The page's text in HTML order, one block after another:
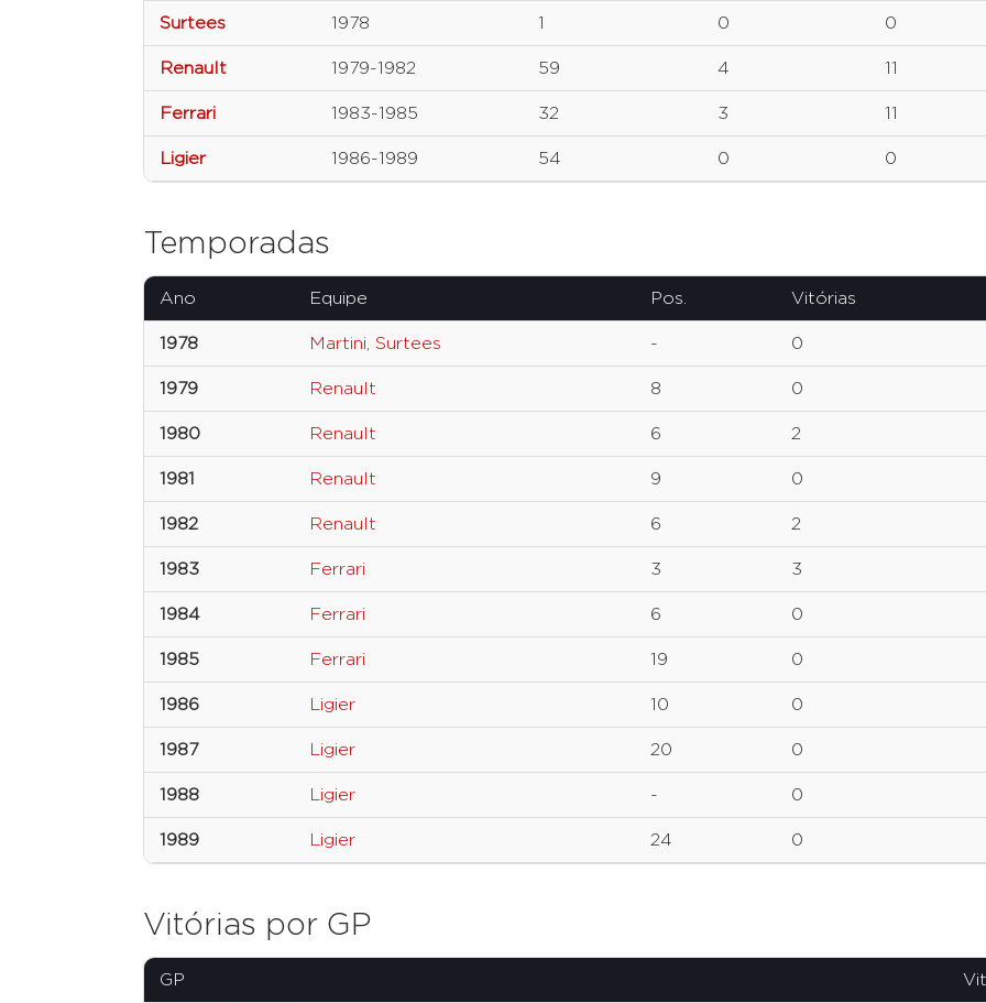
Surtees 1978 1 0 0
Renault 1979-1982 59 4 11
Ferrari 1983-1985 32 3 11
Ligier 1986-1989 54 0 0
Temporadas
Ano Equipe Pos. Vitórias
1978 Martini Surtees - 0
1979 Renault 8 0
1980 Renault 6 2
1981 Renault 9 0
1982 Renault 6 2
1983 Ferrari 3 3
1984 Ferrari 6 0
1985 Ferrari 19 0
1986 Ligier 10 0
1987 Ligier 20 0
1988 Ligier - 0
1989 Ligier 24 0
Vitórias por GP
GP